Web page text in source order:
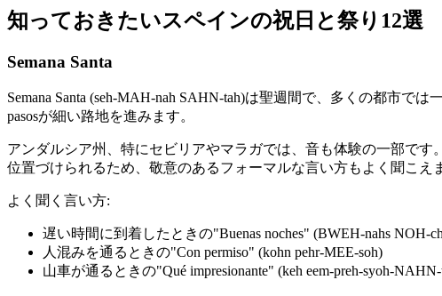
知っておきたいスペインの祝日と祭り12選
Semana Santa
Semana Santa (seh-MAH-nah SAHN-tah)は聖週間で、多くの都市で
pasosが細い路地を進みます。
アンダルシア州、特にセビリアやマラガでは、音も体験の一部で
位置づけられるため、敬意のあるフォーマルな言い方もよく聞こえ
よく聞く言い方:
遅い時間に到着したときの"Buenas noches" (BWEH-nahs NOH-
人混みを通るときの"Con permiso" (kohn pehr-MEE-soh)
山車が通るときの"Qué impresionante" (keh eem-preh-syoh-